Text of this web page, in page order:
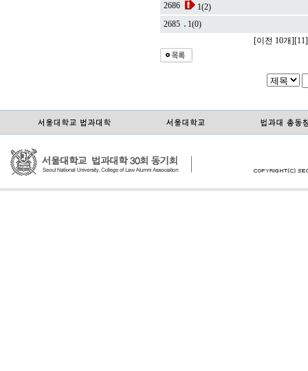
2686
1(2)
2685
1(0)
[이전 10개][11]